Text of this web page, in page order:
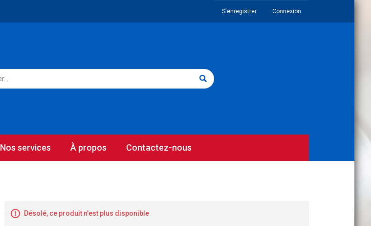
S'enregistrer Connexion
Nos services À propos Contactez-nous
Désolé, ce produit n'est plus disponible